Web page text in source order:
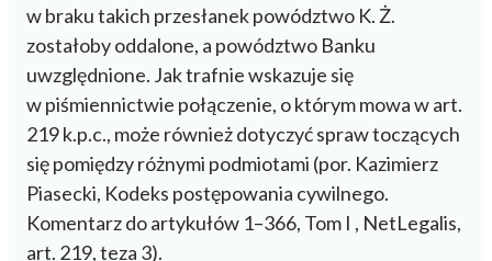
w braku takich przesłanek powództwo K. Ż.
zostałoby oddalone, a powództwo Banku
uwzględnione. Jak trafnie wskazuje się
w piśmiennictwie połączenie, o którym mowa w art.
219 k.p.c., może również dotyczyć spraw toczących
się pomiędzy różnymi podmiotami (por. Kazimierz
Piasecki, Kodeks postępowania cywilnego.
Komentarz do artykułów 1–366, Tom I , NetLegalis,
art. 219, teza 3).